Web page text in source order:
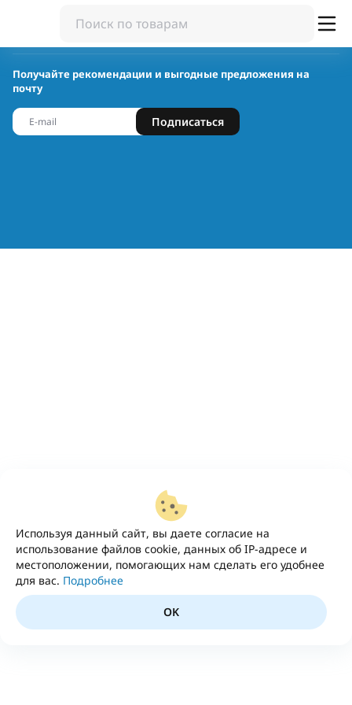
Используя данный сайт, вы даете согласие на
использование файлов cookie, данных об IP-адресе и
местоположении, помогающих нам сделать его удобнее
для вас. Подробнее
OK
Получайте рекомендации и выгодные предложения на
почту
Подписаться